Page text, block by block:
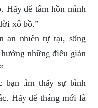
Hãy để tâm hồn mình
xô bồ.”
an nhiên tự tại, sống
những điều giản
bạn tìm thấy sự bình
Hãy để tháng mới là